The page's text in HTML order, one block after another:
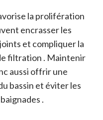
la prolifération
encrasser les
et compliquer la
filtration . Maintenir
aussi offrir une
bassin et éviter les
.